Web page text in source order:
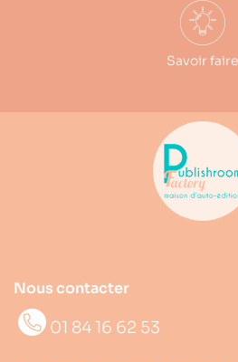
Savoir faire
Nous contacter
01 84 16 62 53